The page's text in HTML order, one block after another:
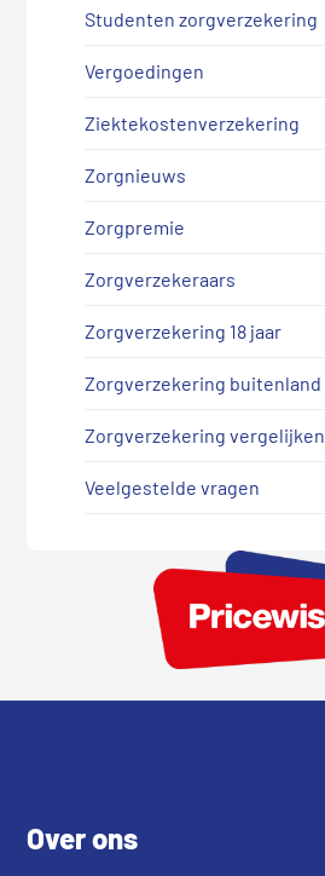
Studenten zorgverzekering
Vergoedingen
Ziektekostenverzekering
Zorgnieuws
Zorgpremie
Zorgverzekeraars
Zorgverzekering 18 jaar
Zorgverzekering buitenland
Zorgverzekering vergelijken
Veelgestelde vragen
Over ons